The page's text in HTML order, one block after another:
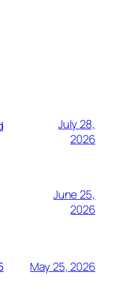
July 28,
2026
June 25,
2026
May 25, 2026